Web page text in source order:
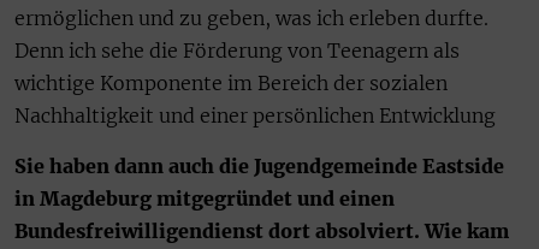
ermöglichen und zu geben, was ich erleben durfte.
Denn ich sehe die Förderung von Teenagern als
wichtige Komponente im Bereich der sozialen
Nachhaltigkeit und einer persönlichen Entwicklung
Sie haben dann auch die Jugendgemeinde Eastside
in Magdeburg mitgegründet und einen
Bundesfreiwilligendienst dort absolviert. Wie kam